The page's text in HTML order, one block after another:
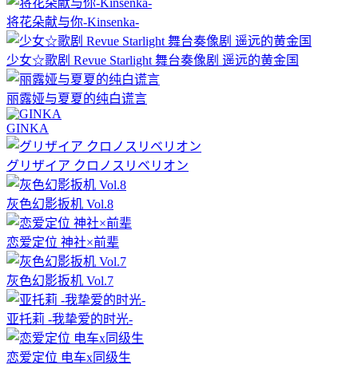
将花朵献与你-Kinsenka-
少女☆歌剧 Revue Starlight 舞台奏像剧 遥远的黄金国
丽露娅与夏夏的纯白谎言
GINKA
グリザイア クロノスリベリオン
灰色幻影扳机 Vol.8
恋爱定位 神社×前辈
灰色幻影扳机 Vol.7
亚托莉 -我挚爱的时光-
恋爱定位 电车x同级生